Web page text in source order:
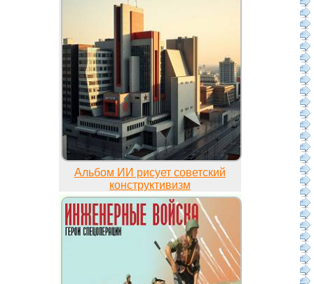
Альбом ИИ рисует советский
конструктивизм